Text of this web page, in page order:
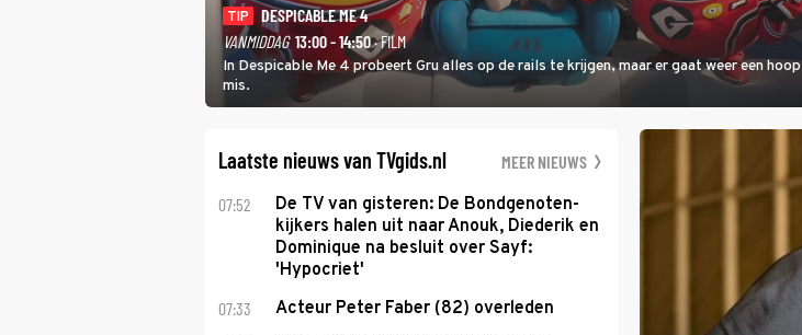
TIP
DESPICABLE ME 4
VANMIDDAG 13:00 - 14:50· FILM
In Despicable Me 4 probeert Gru alles op de rails te krijgen, maar er gaat weer een hoop
mis.
Laatste nieuws van TVgids.nl MEER NIEUWS
07:52
De TV van gisteren: De Bondgenoten-
kijkers halen uit naar Anouk, Diederik en
Dominique na besluit over Sayf:
'Hypocriet'
07:33 Acteur Peter Faber (82) overleden